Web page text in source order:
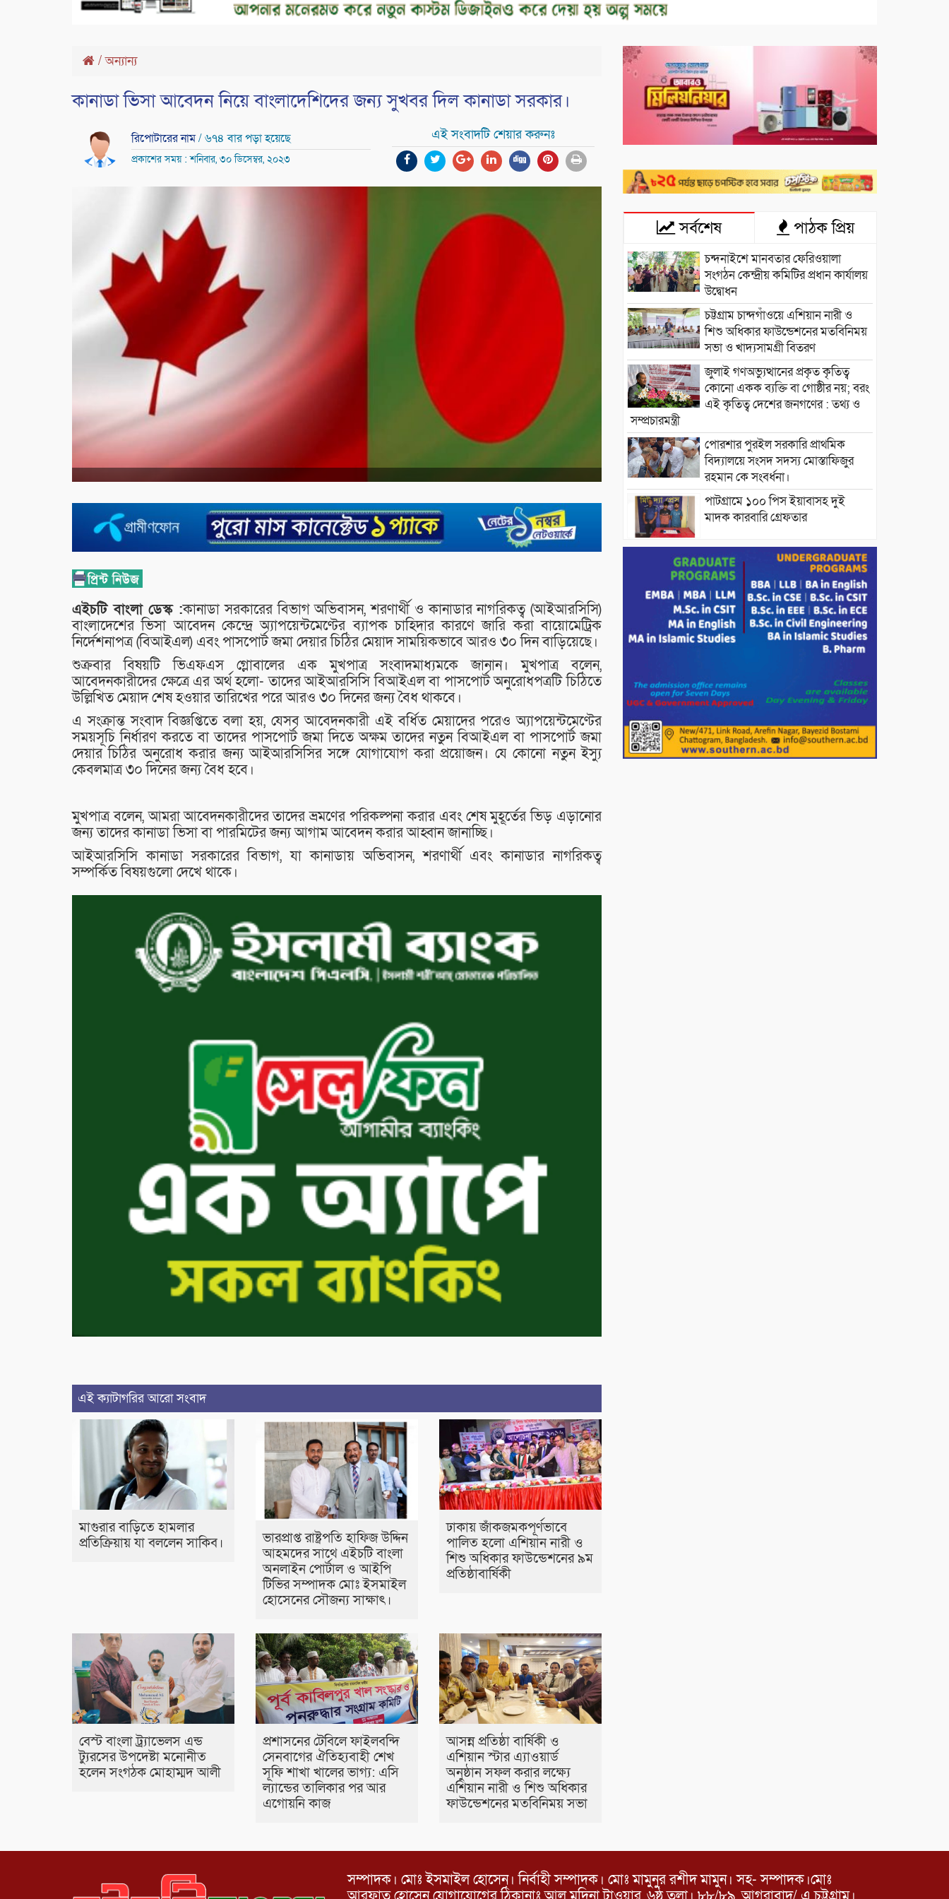
/অন্যান্য
কানাডা ভিসা আবেদন নিয়ে বাংলাদেশিদের জন্য সুখবর দিল কানাডা সরকার।
রিপোটারের নাম/ ৬৭৪ বার পড়া হয়েছে
প্রকাশের সময় : শনিবার, ৩০ ডিসেম্বর, ২০২৩
এই সংবাদটি শেয়ার করুনঃ
এইচটি বাংলা ডেস্ক :কানাডা সরকারের বিভাগ অভিবাসন, শরণার্থী ও কানাডার নাগরিকত্ব (আইআরসিসি)
বাংলাদেশের ভিসা আবেদন কেন্দ্রে অ্যাপয়েন্টমেণ্টের ব্যাপক চাহিদার কারণে জারি করা বায়োমেট্রিক
নির্দেশনাপত্র (বিআইএল) এবং পাসপোর্ট জমা দেয়ার চিঠির মেয়াদ সাময়িকভাবে আরও ৩০ দিন বাড়িয়েছে।
শুক্রবার বিষয়টি ভিএফএস গ্লোবালের এক মুখপাত্র সংবাদমাধ্যমকে জানান। মুখপাত্র বলেন,
আবেদনকারীদের ক্ষেত্রে এর অর্থ হলো- তাদের আইআরসিসি বিআইএল বা পাসপোর্ট অনুরোধপত্রটি চিঠিতে
উল্লিখিত মেয়াদ শেষ হওয়ার তারিখের পরে আরও ৩০ দিনের জন্য বৈধ থাকবে।
এ সংক্রান্ত সংবাদ বিজ্ঞপ্তিতে বলা হয়, যেসব আবেদনকারী এই বর্ধিত মেয়াদের পরেও অ্যাপয়েন্টমেণ্টের
সময়সূচি নির্ধারণ করতে বা তাদের পাসপোর্ট জমা দিতে অক্ষম তাদের নতুন বিআইএল বা পাসপোর্ট জমা
দেয়ার চিঠির অনুরোধ করার জন্য আইআরসিসির সঙ্গে যোগাযোগ করা প্রয়োজন। যে কোনো নতুন ইস্যু
কেবলমাত্র ৩০ দিনের জন্য বৈধ হবে।
মুখপাত্র বলেন, আমরা আবেদনকারীদের তাদের ভ্রমণের পরিকল্পনা করার এবং শেষ মুহূর্তের ভিড় এড়ানোর
জন্য তাদের কানাডা ভিসা বা পারমিটের জন্য আগাম আবেদন করার আহ্বান জানাচ্ছি।
আইআরসিসি কানাডা সরকারের বিভাগ, যা কানাডায় অভিবাসন, শরণার্থী এবং কানাডার নাগরিকত্ব
সম্পর্কিত বিষয়গুলো দেখে থাকে।
এই ক্যাটাগরির আরো সংবাদ
মাগুরার বাড়িতে হামলার
প্রতিক্রিয়ায় যা বললেন সাকিব।
ভারপ্রাপ্ত রাষ্ট্রপতি হাফিজ উদ্দিন
আহমদের সাথে এইচটি বাংলা
অনলাইন পোর্টাল ও আইপি
টিভির সম্পাদক মোঃ ইসমাইল
হোসেনের সৌজন্য সাক্ষাৎ।
ঢাকায় জাঁকজমকপূর্ণভাবে
পালিত হলো এশিয়ান নারী ও
শিশু অধিকার ফাউন্ডেশনের ৯ম
প্রতিষ্ঠাবার্ষিকী
বেস্ট বাংলা ট্র্যাভেলস এন্ড
ট্যুরসের উপদেষ্টা মনোনীত
হলেন সংগঠক মোহাম্মদ আলী
প্রশাসনের টেবিলে ফাইলবন্দি
সেনবাগের ঐতিহ্যবাহী শেখ
সূফি শাখা খালের ভাগ্য: এসি
ল্যান্ডের তালিকার পর আর
এগোয়নি কাজ
আসন্ন প্রতিষ্ঠা বার্ষিকী ও
এশিয়ান স্টার এ‍্যাওয়ার্ড
অনুষ্ঠান সফল করার লক্ষ্যে
এশিয়ান নারী ও শিশু অধিকার
ফাউন্ডেশনের মতবিনিময় সভা
সর্বশেষ পাঠক প্রিয়
চন্দনাইশে মানবতার ফেরিওয়ালা
সংগঠন কেন্দ্রীয় কমিটির প্রধান কার্যালয়
উদ্বোধন
চট্টগ্রাম চান্দগাঁওয়ে এশিয়ান নারী ও
শিশু অধিকার ফাউন্ডেশনের মতবিনিময়
সভা ও খাদ্যসামগ্রী বিতরণ
জুলাই গণঅভ্যুত্থানের প্রকৃত কৃতিত্ব
কোনো একক ব্যক্তি বা গোষ্ঠীর নয়; বরং
এই কৃতিত্ব দেশের জনগণের : তথ্য ও
সম্প্রচারমন্ত্রী
পোরশার পুরইল সরকারি প্রাথমিক
বিদ্যালয়ে সংসদ সদস্য মোস্তাফিজুর
রহমান কে সংবর্ধনা।
পাটগ্রামে ১০০ পিস ইয়াবাসহ দুই
মাদক কারবারি গ্রেফতার
ড্যাবের ৩৭তম প্রতিষ্ঠাবার্ষিকীতে
প্রধানমন্ত্রী তারেক রহমান।
চন্দনাইশের হাশিমপুর ৪ নং ওয়ার্ডে
৫’শতাধিক হতদরিদ্র পরিবারের মাঝে
খাদ্যসামগ্রী বিতরণ করেন মনজুর
পরিবেশ রক্ষায় পাটগ্রামে ইহসান ইয়ুথ
সার্কেলের বৃক্ষরোপণ
মিরপুর-১১ নম্বরে দুর্বৃত্তদের গুলিতে
বিএনপি নেতা গুরুতর আহত
সম্পাদক। মোঃ ইসমাইল হোসেন। নির্বাহী সম্পাদক। মোঃ মামুনুর রশীদ মামুন। সহ- সম্পাদক।মোঃ